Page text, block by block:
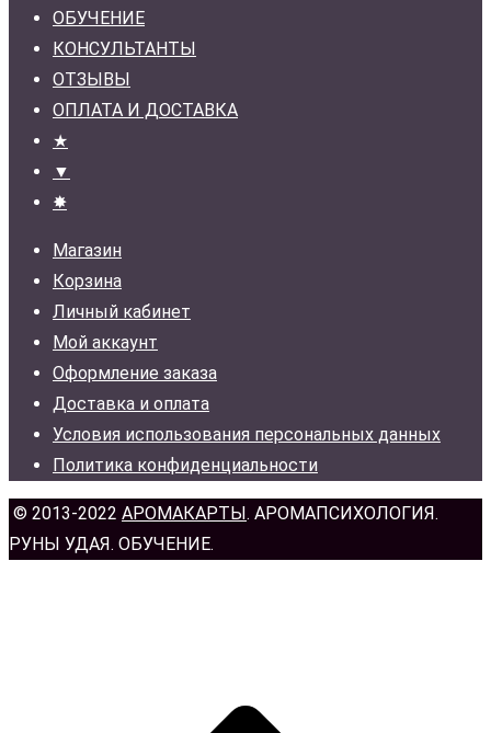
ОБУЧЕНИЕ
КОНСУЛЬТАНТЫ
ОТЗЫВЫ
ОПЛАТА И ДОСТАВКА
★
▼
✸
Магазин
Корзина
Личный кабинет
Мой аккаунт
Оформление заказа
Доставка и оплата
Условия использования персональных данных
Политика конфиденциальности
© 2013-2022 АРОМАКАРТЫ . АРОМАПСИХОЛОГИЯ.
РУНЫ УДАЯ. ОБУЧЕНИЕ.